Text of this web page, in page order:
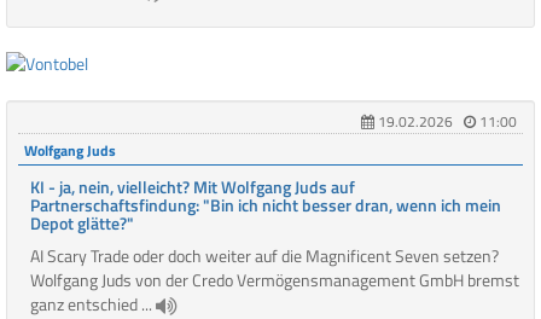
19.02.2026
11:00
Wolfgang Juds
KI - ja, nein, vielleicht? Mit Wolfgang Juds auf
Partnerschaftsfindung: "Bin ich nicht besser dran, wenn ich mein
Depot glätte?"
AI Scary Trade oder doch weiter auf die Magnificent Seven setzen?
Wolfgang Juds von der Credo Vermögensmanagement GmbH bremst
ganz entschied ...